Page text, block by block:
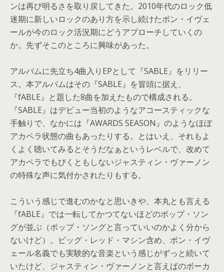
ンは再び明るさを取り戻してきた。 2010年代のロック低
迷期に新しいロックのあり方を示し続けたボン・ イヴェ
ールが今のロック活況期にどうアプローチしていくの
か。 先ずそこのところに興味があった。
アルバムに先立ち4曲入りEPとして『SABLE』をリリー
ス。 本アルバムはその『SABLE』を冒頭に据え、
『fABLE』 と題した8曲を加えたもので構成される。
『SABLE』 はデビュー当初のようなアコースティックな
手触りで、なかには『AWARDS SEASON』のようなほぼ
アカペラ状態の曲もあったりする。 とはいえ、それもよ
くよく聴いてみるとそうだなぁというレベルで、改めて
アカペラでもびくともしないジャスティン・ヴァーノン
の特殊な声に気付かされたりもする。
こういう感じで進むのかなと思いきや、本丸とも言える
『fABLE』 では一転してかつてないほどのポップ・ ソン
グが並ぶ（ポップ・ ソングと言っていいのかよく分から
ないけど）。ビッグ・レッド・ マシン含め、ボン・ イヴ
ェール名義でも実験的な音楽という感じがずっと続いて
いたけど、ジャスティン・ヴァーノンと言えばのボーカ